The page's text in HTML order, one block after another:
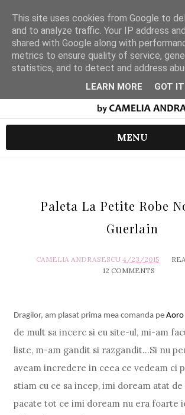
MENU
Paleta La Petite Robe
Guerlain
CAMELIA ANDRASESCU 4/23/2015
12 COMMENTS
Dragilor, am plasat prima mea comanda pe Aoro
de mult sa incerc si eu site-ul, mi-am
liste, m-am gandit si razgandit…Si nu
aveam incredere in ceea ce vedeam ci
stiam cu ce sa incep, imi doream atat
pacate tot ce imi doream nu era foarte
This site uses cookies from Google to
and to analyze traffic. Your IP address
shared with Google along with
metrics to ensure quality of service,
statistics, and to detect and address
LEARN MORE GOT IT